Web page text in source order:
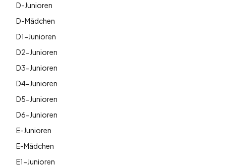
D-Junioren
D-Mädchen
D1-Junioren
D2-Junioren
D3-Junioren
D4-Junioren
D5-Junioren
D6-Junioren
E-Junioren
E-Mädchen
E1-Junioren